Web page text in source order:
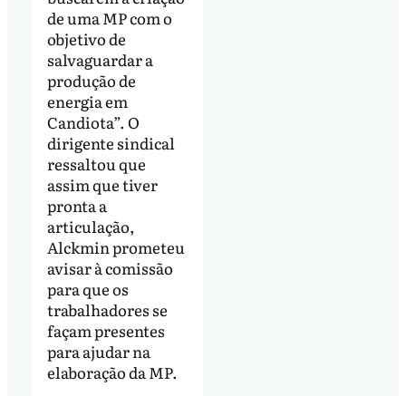
de uma MP com o
objetivo de
salvaguardar a
produção de
energia em
Candiota”. O
dirigente sindical
ressaltou que
assim que tiver
pronta a
articulação,
Alckmin prometeu
avisar à comissão
para que os
trabalhadores se
façam presentes
para ajudar na
elaboração da MP.